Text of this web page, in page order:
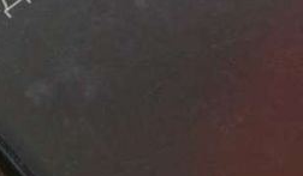
в Центральном
„Арбузный переполох“
нарастили экспорт:
на 3,6 млн долларов